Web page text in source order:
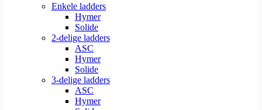
Enkele ladders
Hymer
Solide
2-delige ladders
ASC
Hymer
Solide
3-delige ladders
ASC
Hymer